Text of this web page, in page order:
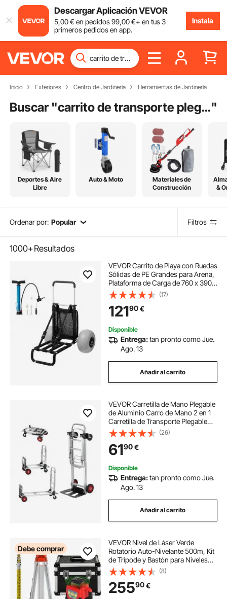
Descargar Aplicación VEVOR
5,00€ en pedidos99,00€+ en tus 3
primeros pedidos en app.
Instala
Inicio Exteriores Centro de Jardinería Herramientas de Jardinería
Buscar " carrito de transporte plegable"
Deportes & Aire
Libre
Auto & Moto
Materiales de
Construcción
&
Ordenar por: Popular Filtros
1000+Resultados
VEVOR Carrito de Playa con Ruedas
Sólidas de PE Grandes para Arena,
Plataforma de Carga de 760 x 390
mm, Carro de Arena Plegable,
Carro Resistente para pícnica,
Camp, Pesca, Playa, Jardinería
(17)
12190€
Disponible
Entrega:tan pronto como Jue.
Ago. 13
Añadir al carrito
VEVOR Carretilla de Mano Plegable
de Aluminio Carro de Mano 2 en 1
Carretilla de Transporte Plegable
con Plataforma Carga de 181 kg
Ruedas de Goma para Transporte
de Mercancías de Almacén
Supermercado
(26)
6190€
Disponible
Entrega:tan pronto como Jue.
Ago. 13
Añadir al carrito
Debe comprar
VEVOR Nivel de Láser Verde
Rotatorio Auto-Nivelante 500m, Kit
de Trípode y Bastón para Niveles
Automáticos 5 m, Trípode de Nivel
Plegable para Herramientas
Automáticas de Medida y Láseres,
IP54
(8)
25590€